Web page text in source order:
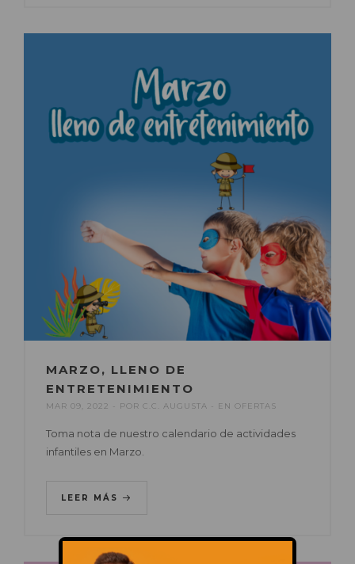
MARZO, LLENO DE
ENTRETENIMIENTO
MAR 09, 2022 POR C.C. AUGUSTA EN OFERTAS
Toma nota de nuestro calendario de actividades
infantiles en Marzo.
LEER MÁS